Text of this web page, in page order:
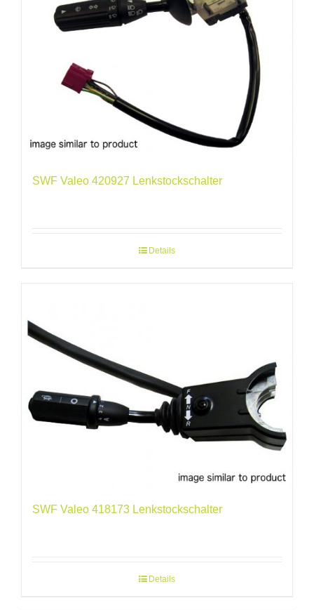
SWF Valeo 420927 Lenkstockschalter
Details
SWF Valeo 418173 Lenkstockschalter
Details